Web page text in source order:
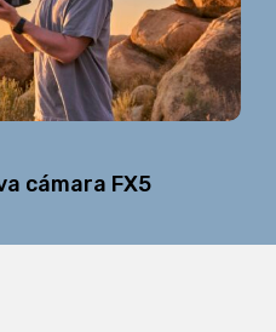
cámara FX5